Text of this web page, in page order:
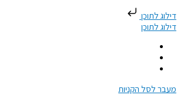
דילוג לתוכן
דילוג לתוכן
מעבר לסל הקניות